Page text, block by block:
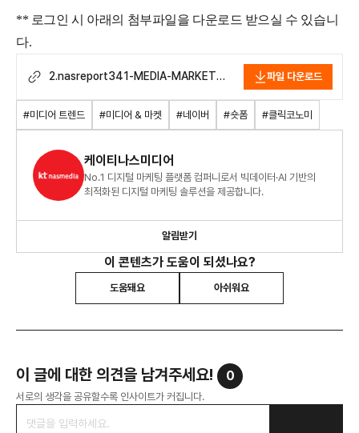
** 로그인 시 아래의 첨부파일을 다운로드 받으실 수 있습니
다.
2.nasreport341-MEDIA-MARKET-
파일 다운로드
#미디어 트렌드 #미디어 & 마켓 #네이버 #숏폼 #클릭코노미
케이티나스미디어
No.1 디지털 마케팅 플랫폼 컴퍼니로서 빅데이터·AI 기반의
최적화된 디지털 마케팅 솔루션을 제공합니다.
알림받기
이 콘텐츠가 도움이 되셨나요?
도움돼요 아쉬워요
이 글에 대한 의견을 남겨주세요! 0
서로의 생각을 공유할수록 인사이트가 커집니다.